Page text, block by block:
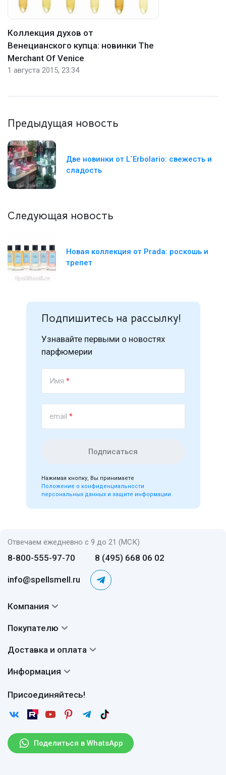
Коллекция духов от
Венецианского купца: новинки The
Merchant Of Venice
1 августа 2015, 23:34
Предыдущая новость
Две новинки от L`Erbolario: свежесть и
сладость
Следующая новость
Новая коллекция от Prada: роскошь и
трепет
Подпишитесь на рассылку!
Узнавайте первыми о новостях
парфюмерии
Имя *
email *
Подписаться
Нажимая кнопку, Вы принимаете
Положение о конфиденциальности
персональных данных и защите информации
Отвечаем ежедневно с 9 до 21 (МСК)
8-800-555-97-70 8 (495) 668 06 02
info@spellsmell.ru
Поделиться в WhatsApp
Присоединяйтесь!
Компания
Авторы
Сертификаты
Покупателю
Вопросы и ответы
Отзывы
Рассылка
Доставка и оплата
Доставка
Возврат
Информация
Пользовательское соглашение
Защита персональных данных
Правила продажи товаров (Постановление Правительства